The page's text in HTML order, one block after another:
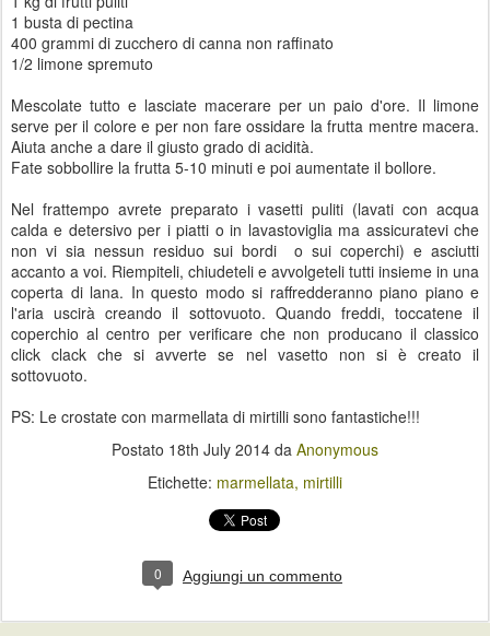
1 busta di pectina
400 grammi di zucchero di canna non raffinato
1/2 limone spremuto
Mescolate tutto e lasciate macerare per un paio d'ore. Il limone
serve per il colore e per non fare ossidare la frutta mentre macera.
Aiuta anche a dare il giusto grado di acidità.
Fate sobbollire la frutta 5-10 minuti e poi aumentate il bollore.
Nel frattempo avrete preparato i vasetti puliti (lavati con acqua
calda e detersivo per i piatti o in lavastoviglia ma assicuratevi che
non vi sia nessun residuo sui bordi o sui coperchi) e asciutti
accanto a voi. Riempiteli, chiudeteli e avvolgeteli tutti insieme in una
coperta di lana. In questo modo si raffredderanno piano piano e
l'aria uscirà creando il sottovuoto. Quando freddi, toccatene il
coperchio al centro per verificare che non producano il classico
click clack che si avverte se nel vasetto non si è creato il
sottovuoto.
PS: Le crostate con marmellata di mirtilli sono fantastiche!!!
Postato 18th July 2014 da Anonymous
Etichette: marmellata mirtilli
0 Aggiungi un commento